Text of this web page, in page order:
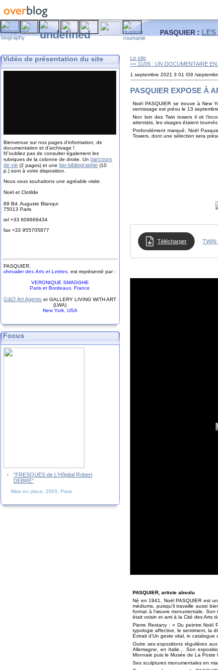
PASQUIER : LES
Vidéo de présentation du site
Bienvenue sur nos pages d'information, de
documentation et d'archivage !
N"oubliez pas de consulter également les
rubriques de la colonne de droite. Unparcours
de vie (2 pages) et une bio-bibliographie (10
p.) sont à votre disposition.
Nous vous souhaitons une agréable visite.
Noël et Clotilde
89 Bd. Auguste Blanqui
75013 Paris
tel +33 609668434
fax +33955705877
PASQUIER
chevalier des Arts et Lettres, est représenté par :
VERONIQUE SMAGGHE
Paris et Bordeaux, France
G&O Art Agents et GALLERY LIVING WITH ART
(LWA)
New York, USA
Focus
"FRESQUES de L'Hôpital Robert
DEBRE"
Mise en place, 2005, Paris
Le site
<< 11/09 : UN DOCUMENTAIRE
1 septembre 2021 3 01 /09 /
PASQUIER EXPOSE À
Noël PASQUIER se trouve à New
vernissage est prévu le 13
Non loin des Twin towers il vit
attentats, les visages étaient
Profondément marqué, Noël
Towers, dont une sélection sera
Exposition
Télécharger TWIN
PASQUIER, artiste absolu
Né en 1941, Noël PASQUIER est
médiums, puisqu'il travaille aussi
format à l'œuvre monumentale. Son
était voisin et ami à la Cité des Arts
Pierre Restany : « Du peintre Noël
typologie affective, le sentiment, la
Extrait d’Un geste vital, in
Outre ses expositions régulières
Allemagne, en Italie... Son
Monnaie puis le Musée de La Poste
Ses sculptures monumentales en